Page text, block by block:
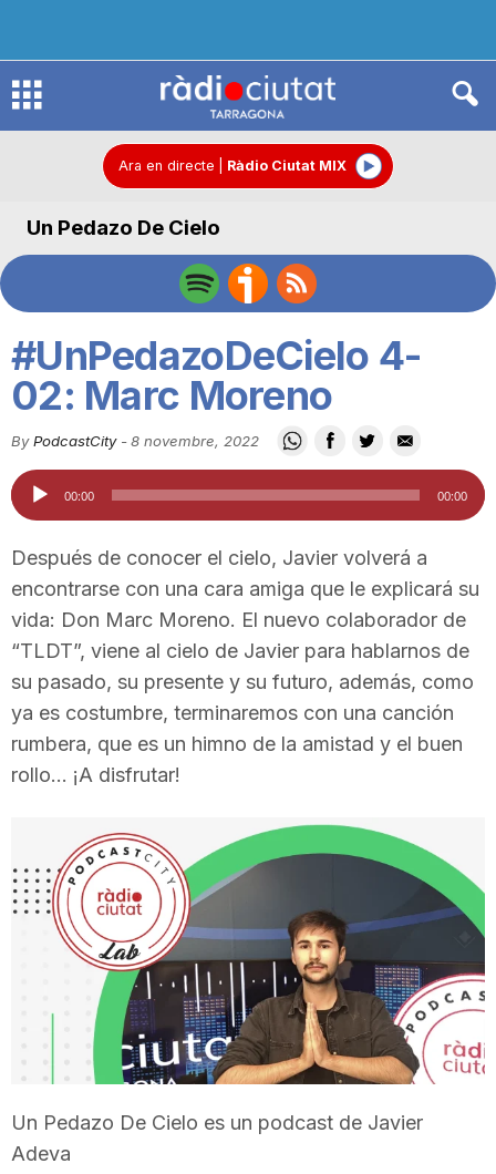
R
d
o
C
i
u
t
a
d
a
r
Ara en directe Ràdio Ciutat MIX
Un Pedazo De Cielo
#UnPedazoDeCielo 4-
02: Marc Moreno
By PodcastCity-8 novembre, 2022
Reproductor
d'àudio
00:00 00:00
Después de conocer el cielo, Javier volverá a
encontrarse con una cara amiga que le explicará su
vida: Don Marc Moreno. El nuevo colaborador de
“TLDT”, viene al cielo de Javier para hablarnos de
su pasado, su presente y su futuro, además, como
ya es costumbre, terminaremos con una canción
rumbera, que es un himno de la amistad y el buen
rollo… ¡A disfrutar!
Un Pedazo De Cielo es un podcast de Javier
Adeva